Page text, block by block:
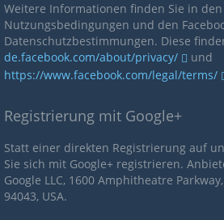
Weitere Informationen finden Sie in den
Nutzungsbedingungen und den
Datenschutzbestimmungen. Diese
de.facebook.com/about/privacy/
und
https://www.facebook.com/legal/terms/
Registrierung mit Google+
Statt einer direkten Registrierung auf
Sie sich mit Google+ registrieren.
Google LLC, 1600 Amphitheatre
94043, USA.